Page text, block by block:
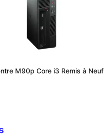
M90p Core i3 Remis à Neuf